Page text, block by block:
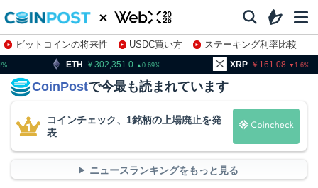
ビットコインの将来性 USDC買い方
ステーキング利率比較
株特集・関連銘柄
302,351.0 0.69 XRP BNB
CoinPostで今最も読まれています
コインチェック、1銘柄の上場廃止を発
表
ニュースランキングをもっと見る